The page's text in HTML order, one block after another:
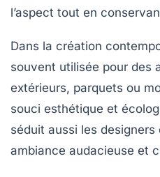
l’aspect tout en
Dans la création
souvent utilisée pour des
extérieurs, parquets ou
souci esthétique et
séduit aussi les designers
ambiance audacieuse et